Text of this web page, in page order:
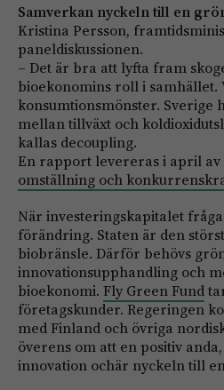
Samverkan nyckeln till en
Kristina Persson,
paneldiskussionen.
– Det är bra att lyfta fram
bioekonomins roll i samhället.
konsumtionsmönster. Sverige
mellan tillväxt och
kallas decoupling.
En rapport levereras i april
omställning och
När investeringskapitalet
förändring. Staten är den
biobränsle. Därför behövs
innovationsupphandling och
bioekonomi. Fly Green Fund
företagskunder. Regeringen
med Finland och övriga
överens om att en positiv
innovation ochär nyckeln till